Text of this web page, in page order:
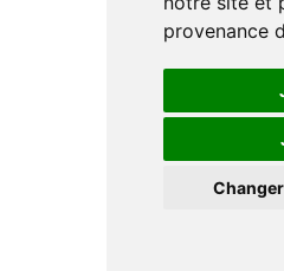
provenance